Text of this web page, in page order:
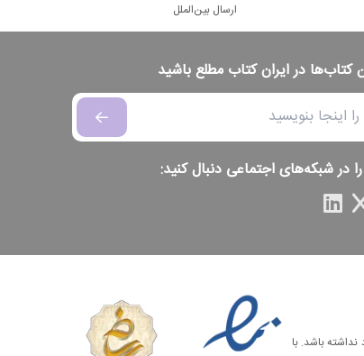
ارسال بین‌الملل
کتاب‌ها در ایران کتاب مطلع باشید
در شبکه‌های اجتماعی دنبال کنید:
باشد. با